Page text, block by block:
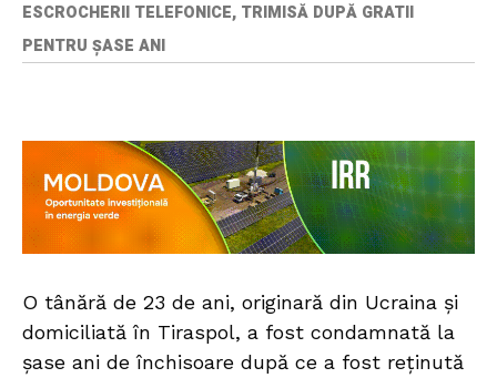
ESCROCHERII TELEFONICE, TRIMISĂ DUPĂ GRATII
PENTRU ȘASE ANI
O tânără de 23 de ani, originară din Ucraina și
domiciliată în Tiraspol, a fost condamnată la
șase ani de închisoare după ce a fost reținută